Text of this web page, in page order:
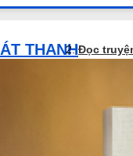
THANHĐọc